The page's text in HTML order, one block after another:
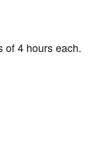
of 4 hours each.